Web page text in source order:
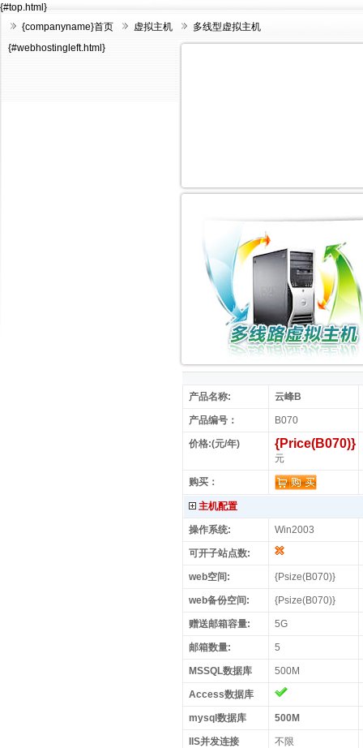
{#top.html}
{companyname}首页
虚拟主机
多线型虚拟主机
{#webhostingleft.html}
产品名称: 云峰B
产品编号： B070
价格:(元/年) {Price(B070)}
元
购买：
主机配置
操作系统: Win2003
可开子站点数:
web空间: {Psize(B070)}
web备份空间: {Psize(B070)}
赠送邮箱容量: 5G
邮箱数量: 5
MSSQL数据库 500M
Access数据库
mysql数据库 500M
IIS并发连接 不限